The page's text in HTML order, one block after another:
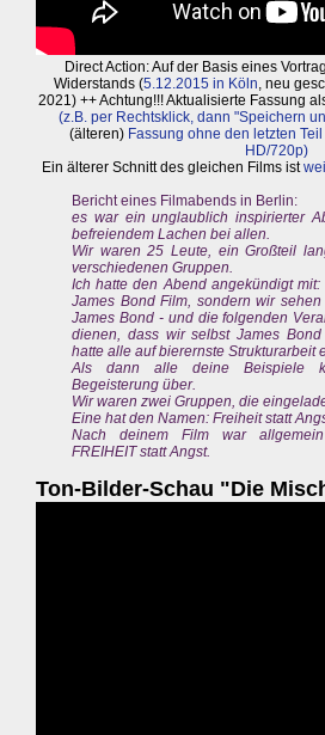
Direct Action: Auf der Basis eines
Widerstands (5.12.2015 in Köln, neu
2021) ++ Achtung!!! Aktualisierte Fassung
(z.B. per Rechtsklick, dann "Speichern
(älteren) Fassung ohne den letzten
HD/720p)
Ein älterer Schnitt des gleichen Films ist
Bericht eines Filmabends in Berlin:
es war ein unglaublich inspirierter
befreiendem Lachen bei allen.
Wir waren 25 Leute, ein Großteil
verschiedenen Gruppen.
Ich hatte den Abend angekündigt
James Bond Film, sondern wir
James Bond - und die folgenden
dienen, dass wir selbst James
hatte alle auf bierernste Strukturarbeit
Als dann alle deine Beispiele
Begeisterung über.
Wir waren zwei Gruppen, die
Eine hat den Namen: Freiheit statt
Nach deinem Film war
FREIHEIT statt Angst.
Ton-Bilder-Schau "Die